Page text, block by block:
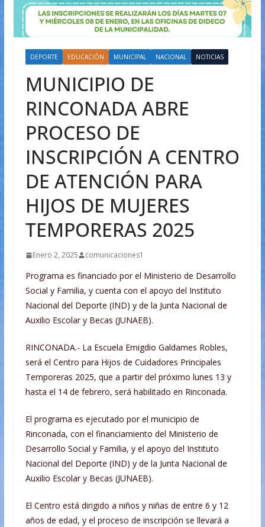
DEPORTE EDUCACIÓN MUNICIPAL NACIONAL NOTICIAS
MUNICIPIO DE
RINCONADA ABRE
PROCESO DE
INSCRIPCIÓN A CENTRO
DE ATENCIÓN PARA
HIJOS DE MUJERES
TEMPORERAS 2025
Enero 2, 2025 comunicaciones1
Programa es financiado por el Ministerio de Desarrollo
Social y Familia, y cuenta con el apoyo del Instituto
Nacional del Deporte (IND) y de la Junta Nacional de
Auxilio Escolar y Becas (JUNAEB).
RINCONADA.- La Escuela Emigdio Galdames Robles,
será el Centro para Hijos de Cuidadores Principales
Temporeras 2025, que a partir del próximo lunes 13 y
hasta el 14 de febrero, será habilitado en Rinconada.
El programa es ejecutado por el municipio de
Rinconada, con el financiamiento del Ministerio de
Desarrollo Social y Familia, y el apoyo del Instituto
Nacional del Deporte (IND) y de la Junta Nacional de
Auxilio Escolar y Becas (JUNAEB).
El Centro está dirigido a niños y niñas de entre 6 y 12
años de edad, y el proceso de inscripción se llevará a